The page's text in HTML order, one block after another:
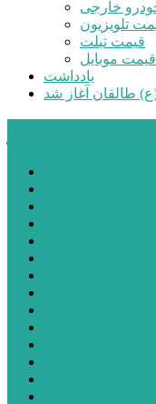
خارجی
تلویزیون
قیمت تبلت
قیمت موبایل
یادداشت
طالقان آغاز شد